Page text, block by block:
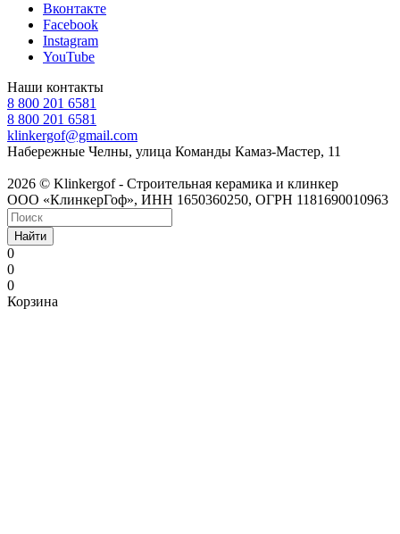
Вконтакте
Facebook
Instagram
YouTube
Наши контакты
8 800 201 6581
8 800 201 6581
klinkergof@gmail.com
Набережные Челны, улица Команды Камаз-Мастер, 11
2026 © Klinkergof - Строительная керамика и клинкер
ООО «КлинкерГоф», ИНН 1650360250, ОГРН 1181690010963
Найти
0
0
0
Корзина